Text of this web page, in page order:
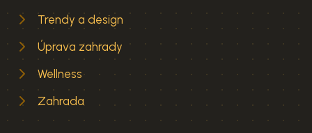
Trendy a design
Úprava zahrady
Wellness
Zahrada